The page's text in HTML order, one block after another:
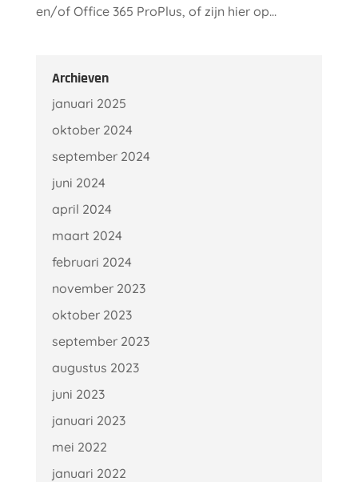
en/of Office 365 ProPlus, of zijn hier op...
Archieven
januari 2025
oktober 2024
september 2024
juni 2024
april 2024
maart 2024
februari 2024
november 2023
oktober 2023
september 2023
augustus 2023
juni 2023
januari 2023
mei 2022
januari 2022